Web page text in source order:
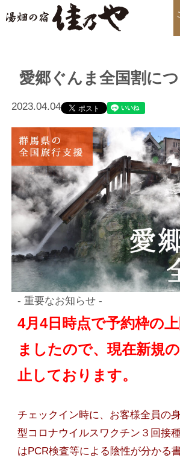
愛郷ぐんま全国割に
2023.04.04
- 重要なお知らせ -
4月4日時点で予約枠の
ましたので、現在新規
止しております。
チェックイン時に、お客様全員の
型コロナウイルスワクチン３回接
はPCR検査等による陰性が分かる